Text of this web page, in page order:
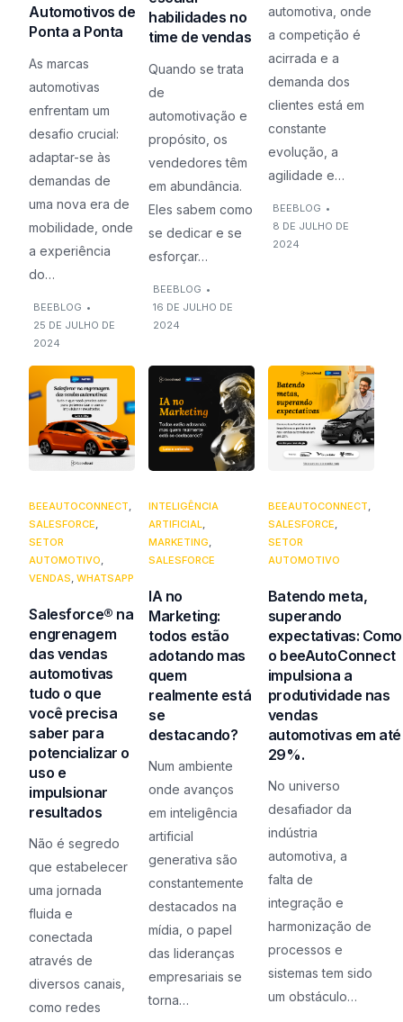
Automotivos de
Ponta a Ponta
As marcas
automotivas
enfrentam um
desafio crucial:
adaptar-se às
demandas de
uma nova era de
mobilidade, onde
a experiência
do…
BEEBLOG •
25 DE JULHO DE
2024
habilidades no
time de vendas
Quando se trata
de
automotivação e
propósito, os
vendedores têm
em abundância.
Eles sabem como
se dedicar e se
esforçar…
BEEBLOG •
16 DE JULHO DE
2024
automotiva, onde
a competição é
acirrada e a
demanda dos
clientes está em
constante
evolução, a
agilidade e…
BEEBLOG •
8 DE JULHO DE
2024
BEEAUTOCONNECT,
SALESFORCE,
SETOR
AUTOMOTIVO,
VENDAS,WHATSAPP
Salesforce® na
engrenagem
das vendas
automotivas
tudo o que
você precisa
saber para
potencializar o
uso e
impulsionar
resultados
Não é segredo
que estabelecer
uma jornada
fluida e
conectada
através de
diversos canais,
como redes
INTELIGÊNCIA
ARTIFICIAL,
MARKETING,
SALESFORCE
IA no
Marketing:
todos estão
adotando mas
quem
realmente está
se
destacando?
Num ambiente
onde avanços
em inteligência
artificial
generativa são
constantemente
destacados na
mídia, o papel
das lideranças
empresariais se
torna…
BEEAUTOCONNECT,
SALESFORCE,
SETOR
AUTOMOTIVO
Batendo meta,
superando
expectativas: Como
o beeAutoConnect
impulsiona a
produtividade nas
vendas
automotivas em até
29%.
No universo
desafiador da
indústria
automotiva, a
falta de
integração e
harmonização de
processos e
sistemas tem sido
um obstáculo…